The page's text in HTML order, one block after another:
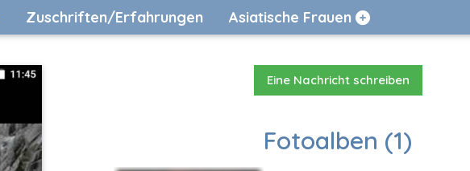
Zuschriften/Erfahrungen Asiatische Frauen
Eine Nachricht schreiben
Fotoalben (1)